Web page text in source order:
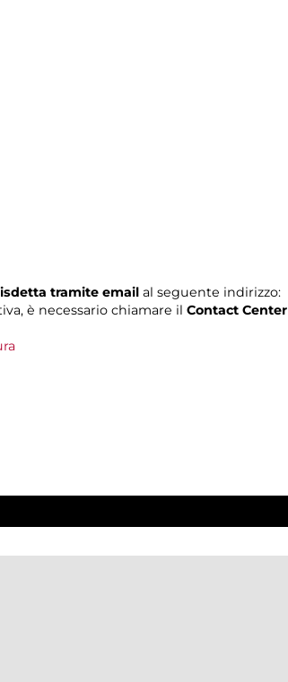
tramite email al seguente indirizzo:
è necessario chiamare il Contact Center